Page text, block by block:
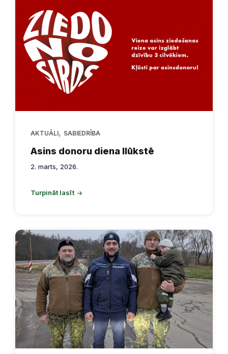
AKTUĀLI, SABIEDRĪBA
Asins donoru diena Ilūkstē
2. marts, 2026.
Turpināt lasīt